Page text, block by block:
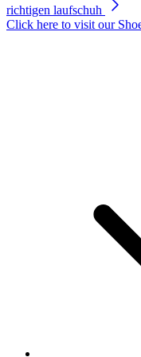
richtigen laufschuh
Click here to visit our